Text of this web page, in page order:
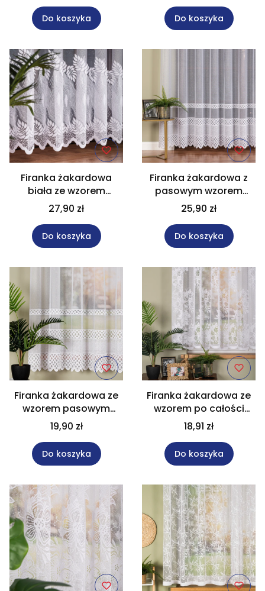
Do koszyka Do koszyka
Firanka żakardowa
biała ze wzorem
pasowym wysokość
270 cm 049365
27,90 zł
Do koszyka
Firanka żakardowa z
pasowym wzorem
wysokość 250 cm
107627
25,90 zł
Do koszyka
Firanka żakardowa ze
wzorem pasowym
wysokość 175 cm
107627
19,90 zł
Do koszyka
Firanka żakardowa ze
wzorem po całości
wysokość 155 cm
004713
18,91 zł
Do koszyka